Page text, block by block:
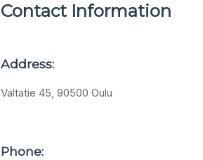
Contact Information
Address:
Valtatie 45, 90500 Oulu
Phone: